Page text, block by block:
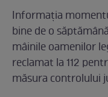
Informaţia
bine de o
mâinile oamenilor
reclamat la 112
măsura controlului